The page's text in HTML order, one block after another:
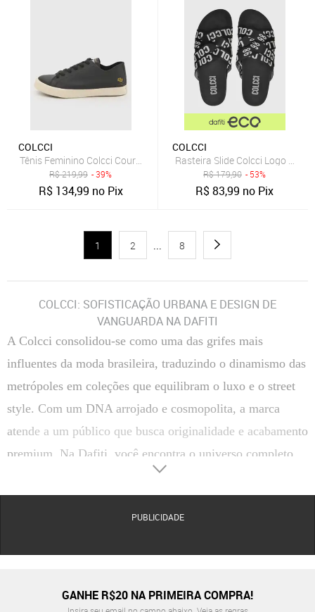
COLCCI
Tênis Feminino Colcci Couro Preto
R$219,99 - 39%
R$ 134,99 no Pix
COLCCI
Rasteira Slide Colcci Logo Preta
R$179,90 - 53%
R$83,99 no Pix
1 2 ... 8
COLCCI: SOFISTICAÇÃO URBANA E DESIGN DE
VANGUARDA NA DAFITI
A Colcci consolidou-se como uma das grifes mais
influentes da moda brasileira, traduzindo o dinamismo das
metrópoles em coleções que equilibram o luxo e o street
style. Com um DNA arrojado e cosmopolita, a marca
atende a um público que busca originalidade e acabamento
premium. Na Dafiti, você encontra o universo completo
da Colcci, abrangendo desde o vestuário icônico até
acessórios e calçados que elevam qualquer produção ao
patamar da alta moda urbana.
matérias-primas de alta classificação e modelagens que
PUBLICIDADE
GANHE R$20 NA PRIMEIRA COMPRA!